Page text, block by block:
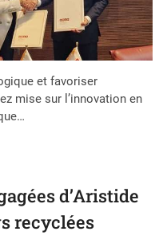
et favoriser
mise sur l’innovation en
d’Aristide
recyclées